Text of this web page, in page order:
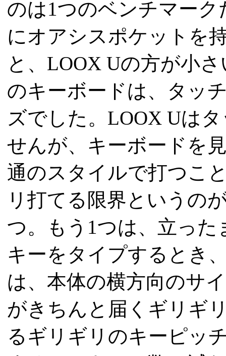
のは1つのベンチマー
にオアシスポケットを
と、LOOX Uの方が小
のキーボードは、タッ
ズでした。LOOX Uは
せんが、キーボードを
通のスタイルで打つこ
リ打てる限界というの
つ。もう1つは、立っ
キーをタイプするとき
は、本体の横方向のサ
がきちんと届くギリギ
るギリギリのキーピッ